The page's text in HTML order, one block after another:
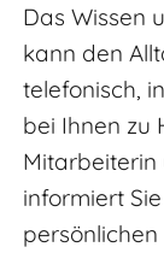
Das Wissen
kann den
telefonisch,
bei Ihnen zu
informiert